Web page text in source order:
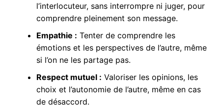
l’interlocuteur, sans interrompre ni juger, pour
comprendre pleinement son message.
Empathie : Tenter de comprendre les
émotions et les perspectives de l’autre, même
si l’on ne les partage pas.
Respect mutuel : Valoriser les opinions, les
choix et l’autonomie de l’autre, même en cas
de désaccord.